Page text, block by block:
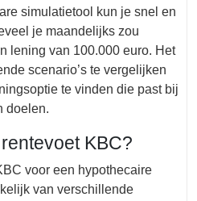
simulatietool kun je snel en
je maandelijks zou
lening van 100.000 euro. Het
scenario’s te vergelijken
te vinden die past bij
doelen.
KBC?
voor een hypothecaire
van verschillende